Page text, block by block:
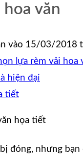
hoa văn
vào 15/03/2018
lựa rèm vải hoa
hiện đại
họa tiết
đóng, nhưng bạn